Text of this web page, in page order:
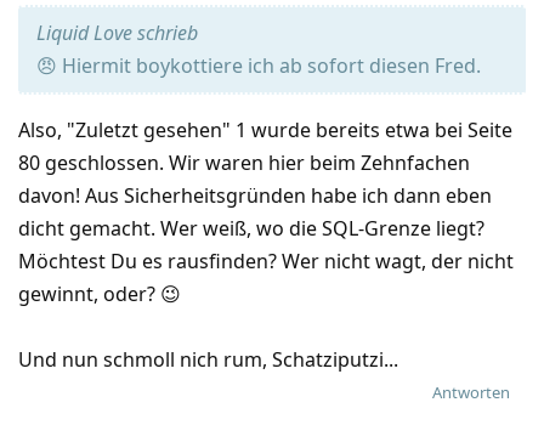
Liquid Love schrieb
😠 Hiermit boykottiere ich ab sofort diesen Fred.
Also, "Zuletzt gesehen" 1 wurde bereits etwa bei Seite
80 geschlossen. Wir waren hier beim Zehnfachen
davon! Aus Sicherheitsgründen habe ich dann eben
dicht gemacht. Wer weiß, wo die SQL-Grenze liegt?
Möchtest Du es rausfinden? Wer nicht wagt, der nicht
gewinnt, oder? 😉
Und nun schmoll nich rum, Schatziputzi...
Antworten